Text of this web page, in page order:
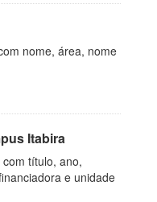
nome, área, nome
Itabira
título, ano,
e unidade